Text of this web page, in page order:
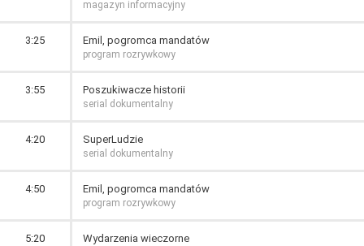
magazyn informacyjny
3:25 Emil, pogromca mandatów
program rozrywkowy
3:55 Poszukiwacze historii
serial dokumentalny
4:20 SuperLudzie
serial dokumentalny
4:50 Emil, pogromca mandatów
program rozrywkowy
5:20 Wydarzenia wieczorne